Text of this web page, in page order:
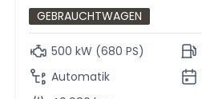
GEBRAUCHTWAGEN
500 kW (680 PS)
Automatik